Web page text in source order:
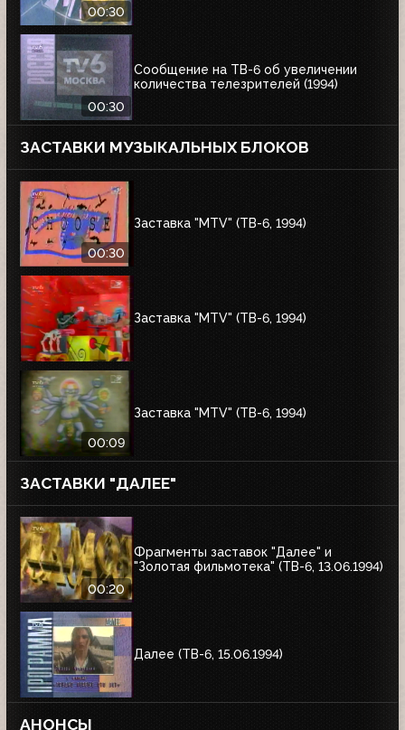
00:30
00:30
Сообщение на ТВ-6 об увеличении
количества телезрителей (1994)
ЗАСТАВКИ МУЗЫКАЛЬНЫХ БЛОКОВ
00:30
Заставка "MTV" (ТВ-6, 1994)
Заставка "MTV" (ТВ-6, 1994)
00:09
Заставка "MTV" (ТВ-6, 1994)
ЗАСТАВКИ "ДАЛЕЕ"
00:20
Фрагменты заставок "Далее" и
"Золотая фильмотека" (ТВ-6, 13.06.1994)
Далее (ТВ-6, 15.06.1994)
АНОНСЫ